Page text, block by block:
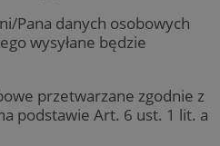
Pana danych osobowych
wysyłane będzie
przetwarzane zgodnie z
podstawie Art. 6 ust. 1 lit. a